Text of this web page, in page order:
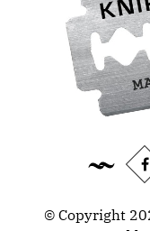
© Copyright